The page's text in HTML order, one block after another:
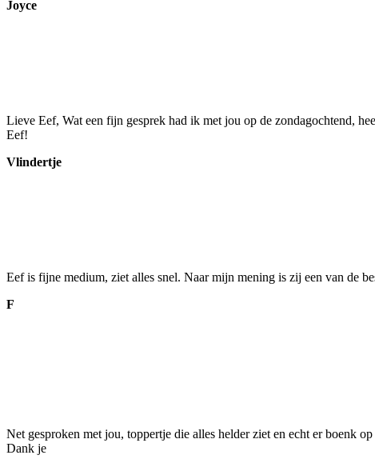
Joyce
Lieve Eef, Wat een fijn gesprek had ik met jou op de zondagochtend,
Eef!
Vlindertje
Eef is fijne medium, ziet alles snel. Naar mijn mening is zij een van de
F
Net gesproken met jou, toppertje die alles helder ziet en echt er boenk
Dank je